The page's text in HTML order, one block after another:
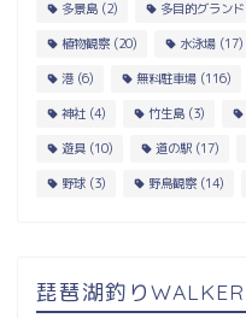
多景島 (2) 多目的グランド
植物観察 (20) 水泳場 (17)
港 (6) 無料駐車場 (116)
神社 (4) 竹生島 (3)
遊具 (10) 道の駅 (17)
野球 (3) 野鳥観察 (14)
琵琶湖釣りWALKER